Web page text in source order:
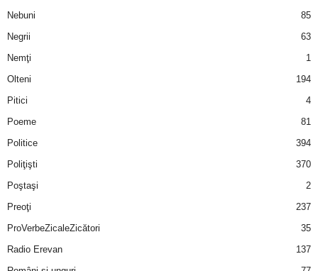
Nebuni
85
Negrii
63
Nemţi
1
Olteni
194
Pitici
4
Poeme
81
Politice
394
Poliţişti
370
Poştaşi
2
Preoţi
237
ProVerbeZicaleZicători
35
Radio Erevan
137